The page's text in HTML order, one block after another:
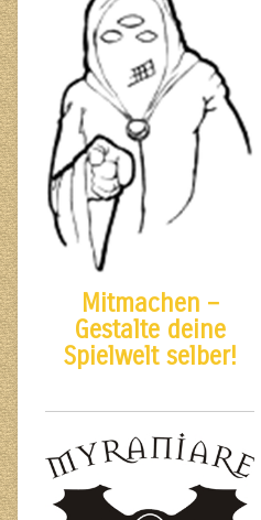
Mitmachen –
Gestalte deine
Spielwelt selber!